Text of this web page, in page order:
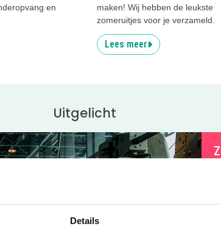
Details
en
maken! Wij hebben de leukste
zomeruitjes voor je verzameld.
Lees meer
Uitgelicht